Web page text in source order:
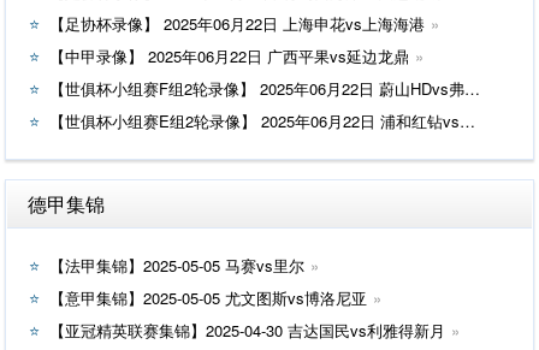
【足协杯录像】 2025年06月22日 上海申花vs上海海港
【中甲录像】 2025年06月22日 广西平果vs延边龙鼎
【世俱杯小组赛F组2轮录像】 2025年06月22日 蔚山HDvs弗鲁米嫩塞
【世俱杯小组赛E组2轮录像】 2025年06月22日 浦和红钻vs国际米兰
德甲集锦
【法甲集锦】2025-05-05 马赛vs里尔
【意甲集锦】2025-05-05 尤文图斯vs博洛尼亚
【亚冠精英联赛集锦】2025-04-30 吉达国民vs利雅得新月